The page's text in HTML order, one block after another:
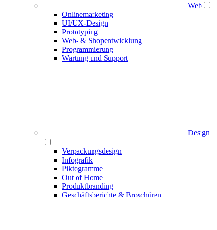
Web
Onlinemarketing
UI/UX-Design
Prototyping
Web- & Shopentwicklung
Programmierung
Wartung und Support
Design
Verpackungsdesign
Infografik
Piktogramme
Out of Home
Produktbranding
Geschäftsberichte & Broschüren